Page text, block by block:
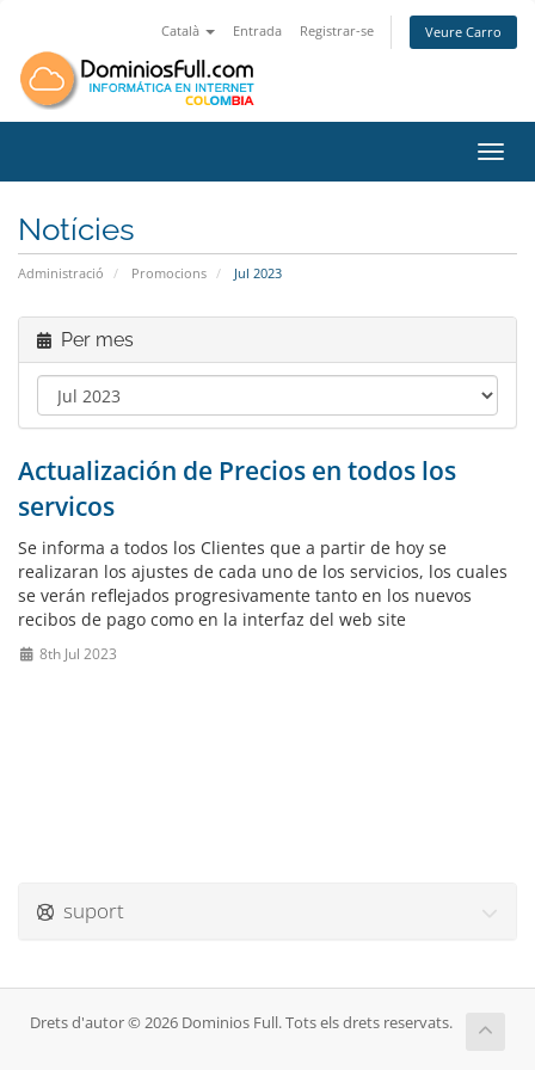
Català Entrada Registrar-se Veure Carro
Notícies
Administració Promocions Jul 2023
Per mes
Actualización de Precios en todos los
servicos
Se informa a todos los Clientes que a partir de hoy se
realizaran los ajustes de cada uno de los servicios, los cuales
se verán reflejados progresivamente tanto en los nuevos
recibos de pago como en la interfaz del web site
8th Jul 2023
suport
Drets d'autor © 2026 Dominios Full. Tots els drets reservats.